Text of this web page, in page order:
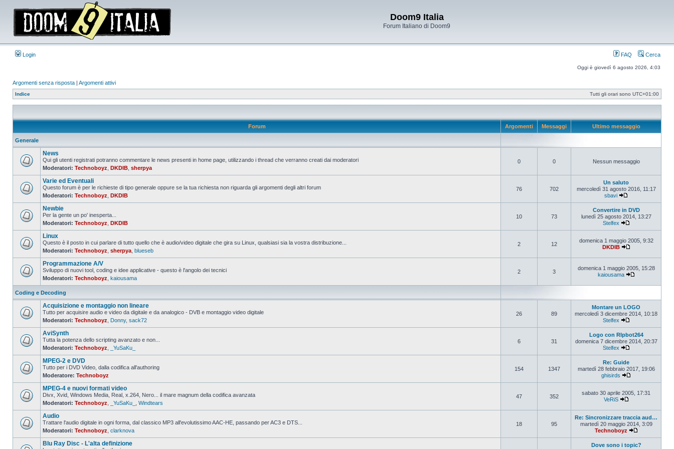
Doom9 Italia
Forum Italiano di Doom9
Login FAQ Cerca
Oggi è giovedì 6 agosto 2026, 4:03
Argomenti senza risposta | Argomenti attivi
Indice Tutti gli orari sono UTC+01:00
Forum Argomenti Messaggi Ultimo messaggio
Generale
Nessun
messaggio
da
leggere
News
Qui gli utenti registrati potranno commentare le news presenti in home page, utilizzando i thread che verranno creati dai moderatori
Moderatori: Technoboyz DKDIB sherpya
0 0 Nessun messaggio
Nessun
messaggio
da
leggere
Varie ed Eventuali
Questo forum è per le richieste di tipo generale oppure se la tua richiesta non riguarda gli argomenti degli altri forum
Moderatori: Technoboyz DKDIB
76 702
Un saluto
mercoledì 31 agosto 2016, 11:17
sbavi
Nessun
messaggio
leggere
Newbie
Per la gente un po' inesperta...
Moderatori: Technoboyz DKDIB
10 73
Convertire in DVD
lunedì 25 agosto 2014, 13:27
Stelfex
Nessun
messaggio
da
leggere
Linux
Questo è il posto in cui parlare di tutto quello che è audio/video digitale che gira su Linux, qualsiasi sia la vostra distribuzione...
Moderatori: Technoboyz sherpya blueseb
2 12
domenica 1 maggio 2005, 9:32
DKDIB
Nessun
messaggio
da
leggere
Programmazione A/V
Sviluppo di nuovi tool, coding e idee applicative - questo è l'angolo dei tecnici
Moderatori: Technoboyz kaiousama
2 3
domenica 1 maggio 2005, 15:28
kaiousama
Coding e Decoding
Nessun
messaggio
da
leggere
Acquisizione e montaggio non lineare
Tutto per acquisire audio e video da digitale e da analogico - DVB e montaggio video digitale
Moderatori: Technoboyz Donny, sack72
26 89
Montare un LOGO
mercoledì 3 dicembre 2014, 10:18
Stelfex
Nessun
messaggio
da
leggere
AviSynth
Tutta la potenza dello scripting avanzato e non...
Moderatori: Technoboyz _YuSaKu_
6 31
Logo con RIpbot264
domenica 7 dicembre 2014, 20:37
Stelfex
Nessun
messaggio
da
leggere
MPEG-2 e DVD
Tutto per i DVD Video, dalla codifica all'authoring
Moderatore: Technoboyz
154 1347
Re: Guide
martedì 28 febbraio 2017, 19:06
ghisirds
Nessun
messaggio
da
leggere
MPEG-4 e nuovi formati video
Divx, Xvid, Windows Media, Real, x.264, Nero... il mare magnum della codifica avanzata
Moderatori: Technoboyz _YuSaKu_ Windtears
47 352
sabato 30 aprile 2005, 17:31
VeRiS
Nessun
messaggio
da
Audio
Trattare l'audio digitale in ogni forma, dal classico MP3 all'evolutissimo AAC-HE, passando per AC3 e DTS...
Moderatori: Technoboyz clarknova
18 95
Re: Sincronizzare traccia aud…
martedì 20 maggio 2014, 3:09
Technoboyz
Blu Ray Disc - L'alta definizione
Dove sono i topic?